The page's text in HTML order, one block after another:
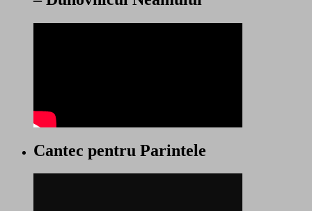
Cantec pentru Parintele